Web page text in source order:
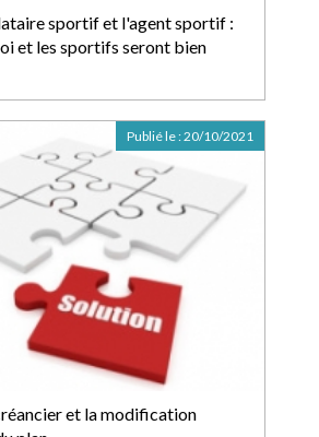
sportif et l'agent sportif :
et les sportifs seront bien
et la modification
Publié le :20/10/2021